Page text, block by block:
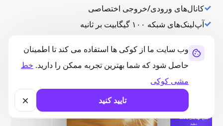
وب سایت ما از کوکی ها استفاده می کند تا اطمینان
حاصل شود که شما بهترین تجربه ممکن را دارید. خط
مشی کوکی
تایید کنید
کانال‌های ورودی/خروجی اختصاصی
آپ‌لینک‌های شبکه ۱۰۰ گیگابیت بر ثانیه
محافظت شده
نشد